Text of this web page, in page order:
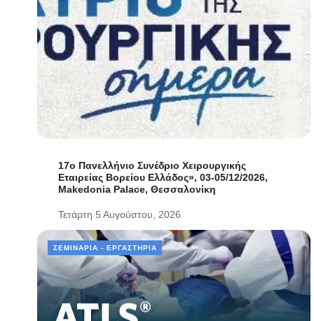
17ο Πανελλήνιο Συνέδριο Χειρουργικής
Εταιρείας Βορείου Ελλάδος», 03-05/12/2026,
Makedonia Palace, Θεσσαλονίκη
Τετάρτη 5 Αυγούστου, 2026
ΣΕΜΙΝΆΡΙΑ - ΕΡΓΑΣΤΉΡΙΑ